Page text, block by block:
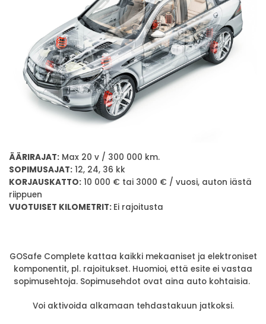
ÄÄRIRAJAT: Max 20 v / 300 000 km.
SOPIMUSAJAT: 12, 24, 36 kk
KORJAUSKATTO: 10 000 € tai 3000 € / vuosi, auton iästä
riippuen
VUOTUISET KILOMETRIT: Ei rajoitusta
GOSafe Complete kattaa kaikki mekaaniset ja elektroniset
komponentit, pl. rajoitukset. Huomioi, että esite ei vastaa
sopimusehtoja. Sopimusehdot ovat aina auto kohtaisia.
Voi aktivoida alkamaan tehdastakuun jatkoksi.